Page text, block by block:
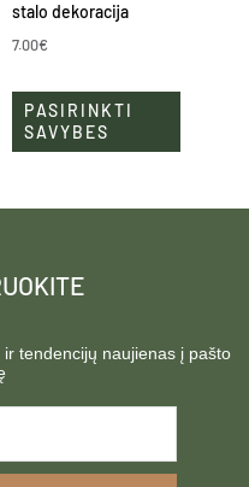
stalo dekoracija
7.00€
PASIRINKTI
SAVYBES
options
be
on
tendencijų naujienas į pašto